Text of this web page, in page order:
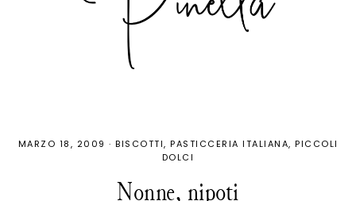
MARZO 18, 2009 · BISCOTTI PASTICCERIA ITALIANA PICCOLI
DOLCI
Nonne, nipoti